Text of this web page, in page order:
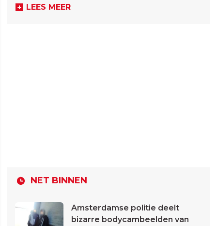
LEES MEER
NET BINNEN
Amsterdamse politie deelt
bizarre bodycambeelden van